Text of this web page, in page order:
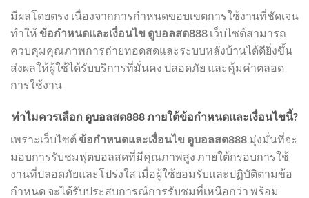
มีผลโดยตรง เนื่องจากการกำหนดขอบเขตการใช้งานที่ชัดเจน
ทำให้ ข้อกำหนดและเงื่อนไข ดูบอลสด888 เว็บไซต์สามารถ
ควบคุมคุณภาพการถ่ายทอดสดและระบบหลังบ้านได้ดียิ่งขึ้น
ส่งผลให้ผู้ใช้ได้รับบริการที่มั่นคง ปลอดภัย และคุ้มค่าตลอด
การใช้งาน
ทำไมควรเลือก ดูบอลสด888 ภายใต้ข้อกำหนดและเงื่อนไขนี้?
เพราะเว็บไซต์ข้อกำหนดและเงื่อนไข ดูบอลสด888 มุ่งมั่นที่จะ
มอบการรับชมฟุตบอลสดที่มีคุณภาพสูง ภายใต้กรอบการใช้
งานที่ปลอดภัยและโปร่งใส เมื่อผู้ใช้ยอมรับและปฏิบัติตามข้อ
กำหนด จะได้รับประสบการณ์การรับชมที่เหนือกว่า พร้อม